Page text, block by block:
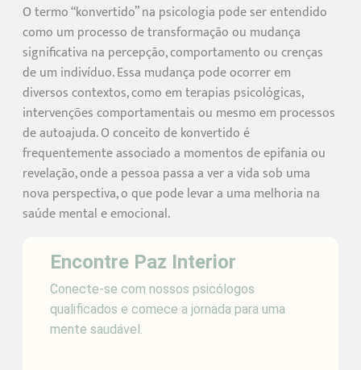
O termo “konvertido” na psicologia pode ser entendido
como um processo de transformação ou mudança
significativa na percepção, comportamento ou crenças
de um indivíduo. Essa mudança pode ocorrer em
diversos contextos, como em terapias psicológicas,
intervenções comportamentais ou mesmo em processos
de autoajuda. O conceito de konvertido é
frequentemente associado a momentos de epifania ou
revelação, onde a pessoa passa a ver a vida sob uma
nova perspectiva, o que pode levar a uma melhoria na
saúde mental e emocional.
Encontre Paz Interior
Conecte-se com nossos psicólogos
qualificados e comece a jornada para uma
mente saudável.